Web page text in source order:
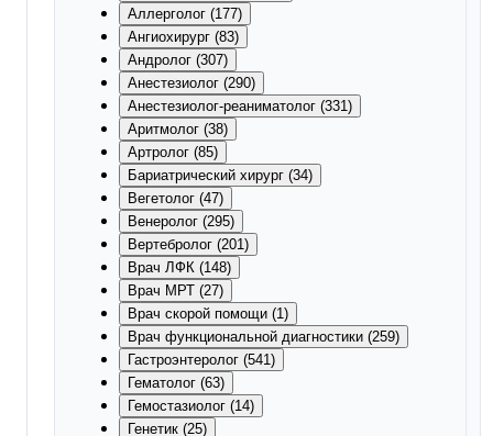
Аллерголог (177)
Ангиохирург (83)
Андролог (307)
Анестезиолог (290)
Анестезиолог-реаниматолог (331)
Аритмолог (38)
Артролог (85)
Бариатрический хирург (34)
Вегетолог (47)
Венеролог (295)
Вертебролог (201)
Врач ЛФК (148)
Врач МРТ (27)
Врач скорой помощи (1)
Врач функциональной диагностики (259)
Гастроэнтеролог (541)
Гематолог (63)
Гемостазиолог (14)
Генетик (25)